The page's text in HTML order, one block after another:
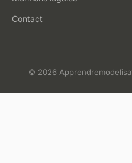
Contact
© 2026